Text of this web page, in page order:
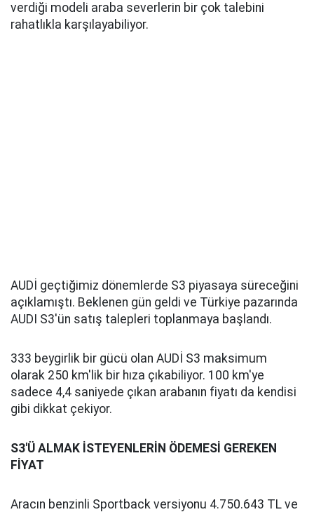
verdiği modeli araba severlerin bir çok talebini
rahatlıkla karşılayabiliyor.
AUDİ geçtiğimiz dönemlerde S3 piyasaya süreceğini
açıklamıştı. Beklenen gün geldi ve Türkiye pazarında
AUDI S3'ün satış talepleri toplanmaya başlandı.
333 beygirlik bir gücü olan AUDİ S3 maksimum
olarak 250 km'lik bir hıza çıkabiliyor. 100 km'ye
sadece 4,4 saniyede çıkan arabanın fiyatı da kendisi
gibi dikkat çekiyor.
S3'Ü ALMAK İSTEYENLERİN ÖDEMESİ GEREKEN
FİYAT
Aracın benzinli Sportback versiyonu 4.750.643 TL ve